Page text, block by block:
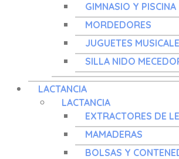
GIMNASIO Y PISCINA
MORDEDORES
JUGUETES
SILLA NIDO
LACTANCIA
LACTANCIA
EXTRACTORES DE
MAMADERAS
BOLSAS Y